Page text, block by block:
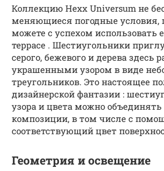
Коллекцию Hexx Universum не
меняющиеся погодные условия,
можете с успехом использовать
террасе . Шестиугольники
серого, бежевого и дерева
украшенными узором в виде
треугольников. Это настоящее
дизайнерской фантазии :
узора и цвета можно
композиции, в том числе с
соответствующий цвет
Геометрия и освещение